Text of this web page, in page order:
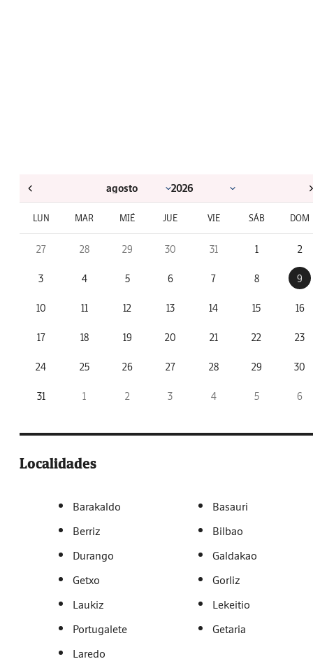
LUN MAR MIÉ JUE VIE SÁB DOM
27 28 29 30 31 1 2
3 4 5 6 7 8 9
10 11 12 13 14 15 16
17 18 19 20 21 22 23
24 25 26 27 28 29 30
31 1 2 3 4 5 6
Localidades
Barakaldo
Basauri
Berriz
Bilbao
Durango
Galdakao
Getxo
Gorliz
Laukiz
Lekeitio
Portugalete
Getaria
Laredo